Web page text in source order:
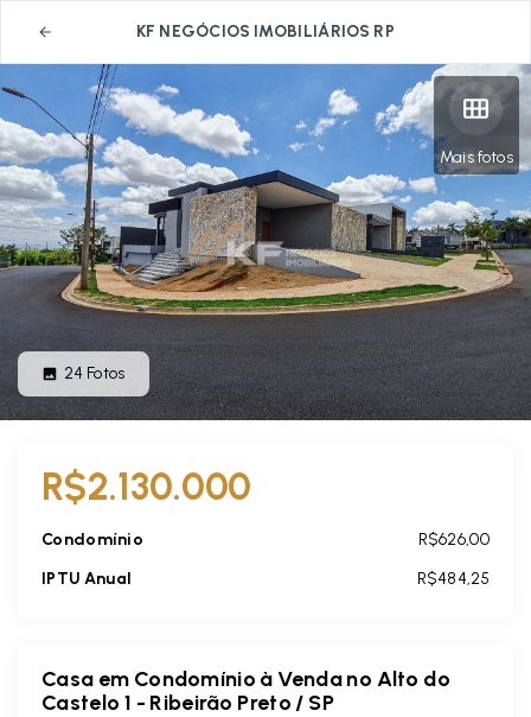
KF NEGÓCIOS IMOBILIÁRIOS RP
Mais fotos
24 Fotos
R$2.130.000
Condomínio
R$626,00
IPTU Anual
R$484,25
Casa em Condomínio à Venda no Alto do
Castelo 1 - Ribeirão Preto / SP